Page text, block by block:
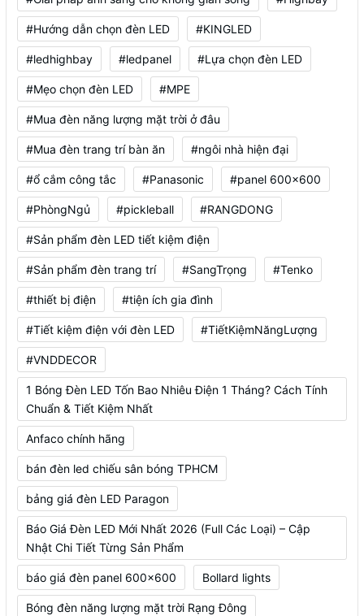
#Hướng dẫn chọn đèn LED #KINGLED
#ledhighbay #ledpanel #Lựa chọn đèn LED
#Mẹo chọn đèn LED #MPE
#Mua đèn năng lượng mặt trời ở đâu
#Mua đèn trang trí bàn ăn #ngôi nhà hiện đại
#ổ cắm công tắc #Panasonic #panel 600x600
#PhòngNgủ #pickleball #RANGDONG
#Sản phẩm đèn LED tiết kiệm điện
#Sản phẩm đèn trang trí #SangTrọng #Tenko
#thiết bị điện #tiện ích gia đình
#Tiết kiệm điện với đèn LED #TiếtKiệmNăngLượng
#VNDDECOR
1 Bóng Đèn LED Tốn Bao Nhiêu Điện 1 Tháng? Cách Tính
Chuẩn & Tiết Kiệm Nhất
Anfaco chính hãng
bán đèn led chiếu sân bóng TPHCM
bảng giá đèn LED Paragon
Báo Giá Đèn LED Mới Nhất 2026 (Full Các Loại) – Cập
Nhật Chi Tiết Từng Sản Phẩm
báo giá đèn panel 600x600 Bollard lights
Bóng đèn năng lượng mặt trời Rạng Đông